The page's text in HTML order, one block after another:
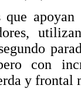
que
con
y frontal